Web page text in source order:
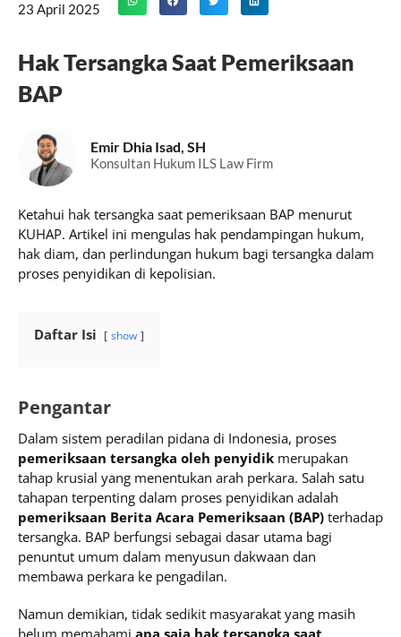
23 April 2025
Hak Tersangka Saat Pemeriksaan
BAP
Emir Dhia Isad, SH
Konsultan Hukum ILS Law Firm
Ketahui hak tersangka saat pemeriksaan BAP menurut
KUHAP. Artikel ini mengulas hak pendampingan hukum,
hak diam, dan perlindungan hukum bagi tersangka dalam
proses penyidikan di kepolisian.
Daftar Isi show
Pengantar
Dalam sistem peradilan pidana di Indonesia, proses
pemeriksaan tersangka oleh penyidik merupakan
tahap krusial yang menentukan arah perkara. Salah satu
tahapan terpenting dalam proses penyidikan adalah
pemeriksaan Berita Acara Pemeriksaan (BAP) terhadap
tersangka. BAP berfungsi sebagai dasar utama bagi
penuntut umum dalam menyusun dakwaan dan
membawa perkara ke pengadilan.
Namun demikian, tidak sedikit masyarakat yang masih
belum memahami apa saja hak tersangka saat